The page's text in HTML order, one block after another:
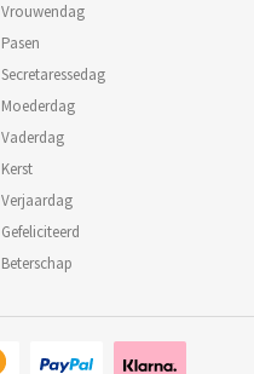
Vrouwendag
Pasen
Secretaressedag
Moederdag
Vaderdag
Kerst
Verjaardag
Gefeliciteerd
Beterschap